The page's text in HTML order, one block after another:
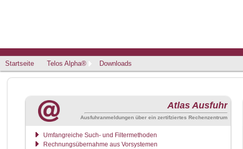
Startseite Telos Alpha® Downloads
Atlas Ausfuhr
Ausfuhranmeldungen über ein zertifziertes Rechenzentrum
Umfangreiche Such- und Filtermethoden
Rechnungsübernahme aus Vorsystemen